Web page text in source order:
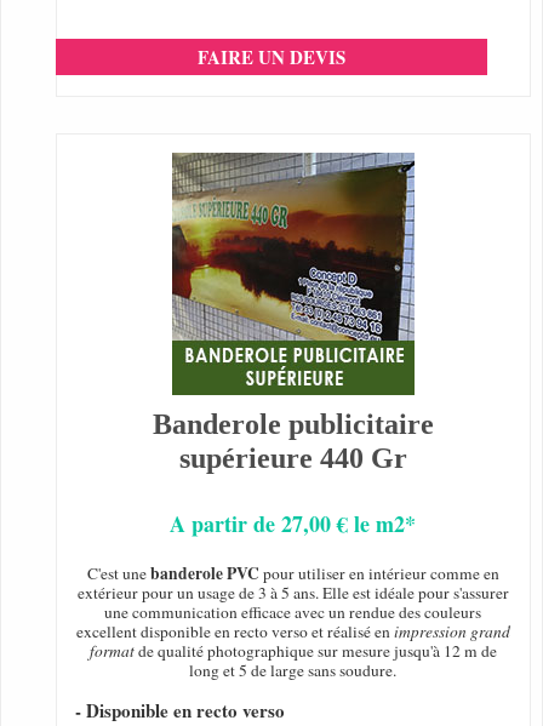
FAIRE UN DEVIS
Banderole publicitaire
supérieure 440 Gr
A partir de 27,00 € le m2*
C'est unebanderole PVC pour utiliser en intérieur comme en
extérieur pour un usage de 3 à 5 ans. Elle est idéale pour s'assurer
une communication efficace avec un rendue des couleurs
excellent disponible en recto verso et réalisé enimpression grand
formatde qualité photographique sur mesure jusqu'à 12 m de
long et 5 de large sans soudure.
- Disponible en recto verso